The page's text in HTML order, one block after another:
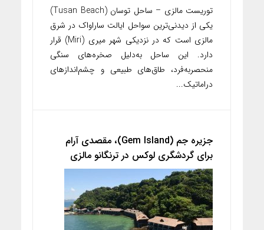
توریست مالزی – ساحل توسان (Tusan Beach)
یکی از دیدنی‌ترین سواحل ایالت ساراواک در شرق
مالزی است که در نزدیکی شهر میری (Miri) قرار
دارد. این ساحل به‌دلیل صخره‌های سنگی
منحصربه‌فرد، طاق‌های طبیعی و چشم‌اندازهای
دراماتیک...
جزیره جم (Gem Island)، مقصدی آرام
برای گردشگری لوکس در ترنگانو مالزی